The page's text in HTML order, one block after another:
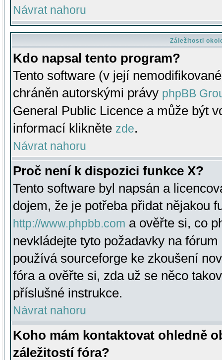
Návrat nahoru
Záležitosti
Kdo napsal tento program?
Tento software (v její
chráněn autorskými právy phpBB
General Public Licence a může být
informací klikněte zde.
Návrat nahoru
Proč není k dispozici funkce X?
Tento software byl napsán a
dojem, že je potřeba přidat nějakou
http://www.phpbb.com a ověřte si, co
nevkládejte tyto požadavky na
používá sourceforge ke zkoušení
fóra a ověřte si, zda už se něco
příslušné instrukce.
Návrat nahoru
Koho mám kontaktovat ohledně
záležitostí fóra?